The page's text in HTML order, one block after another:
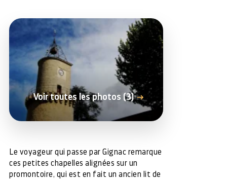
Voir toutes les photos (3)
Le voyageur qui passe par Gignac remarque
ces petites chapelles alignées sur un
promontoire, qui est en fait un ancien lit de